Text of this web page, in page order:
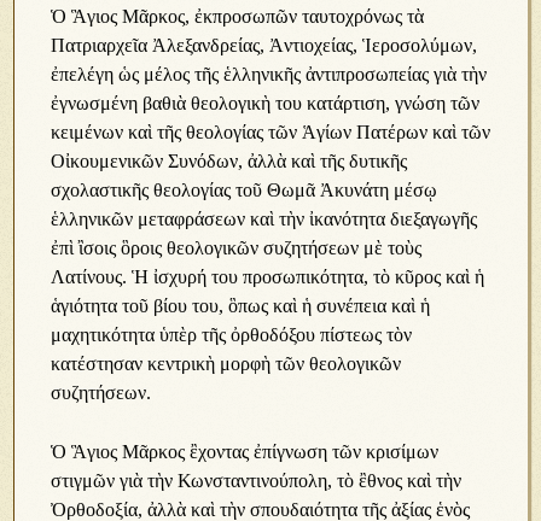
Ὁ Ἃγιος Μᾶρκος, ἐκπροσωπῶν ταυτοχρόνως τὰ
Πατριαρχεῖα Ἀλεξανδρείας, Ἀντιοχείας, Ἱεροσολύμων,
ἐπελέγη ὡς μέλος τῆς ἑλληνικῆς ἀντιπροσωπείας γιὰ τὴν
ἐγνωσμένη βαθιὰ θεολογικὴ του κατάρτιση, γνώση τῶν
κειμένων καὶ τῆς θεολογίας τῶν Ἁγίων Πατέρων καὶ τῶν
Οἰκουμενικῶν Συνόδων, ἀλλὰ καὶ τῆς δυτικῆς
σχολαστικῆς θεολογίας τοῦ Θωμᾶ Ἀκυνάτη μέσῳ
ἑλληνικῶν μεταφράσεων καὶ τὴν ἰκανότητα διεξαγωγῆς
ἐπὶ ἲσοις ὃροις θεολογικῶν συζητήσεων μὲ τοὺς
Λατίνους. Ἡ ἰσχυρή του προσωπικότητα, τὸ κῦρος καὶ ἡ
ἁγιότητα τοῦ βίου του, ὃπως καὶ ἡ συνέπεια καὶ ἡ
μαχητικότητα ὑπὲρ τῆς ὀρθοδόξου πίστεως τὸν
κατέστησαν κεντρικὴ μορφὴ τῶν θεολογικῶν
συζητήσεων.
Ὁ Ἃγιος Μᾶρκος ἒχοντας ἐπίγνωση τῶν κρισίμων
στιγμῶν γιὰ τὴν Κωνσταντινούπολη, τὸ ἒθνος καὶ τὴν
Ὀρθοδοξία, ἀλλὰ καὶ τὴν σπουδαιότητα τῆς ἀξίας ἑνὸς